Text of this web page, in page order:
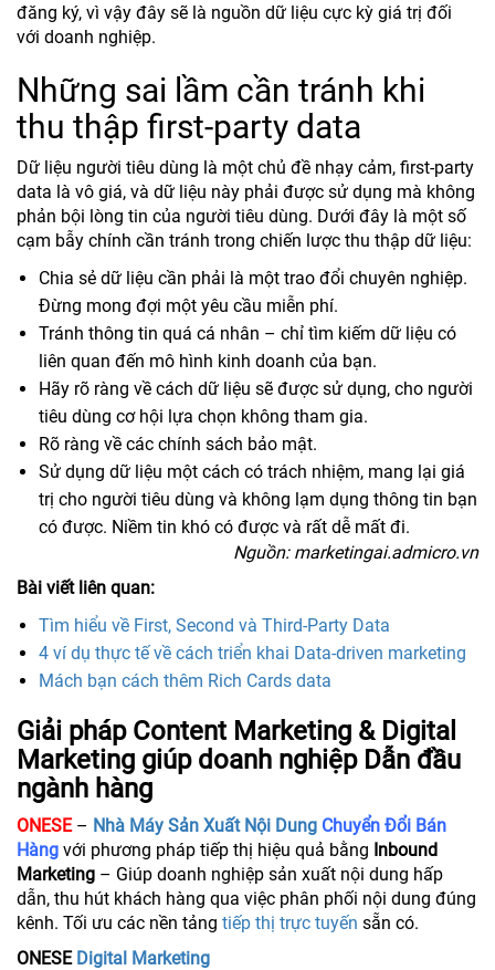
đăng ký, vì vậy đây sẽ là nguồn dữ liệu cực kỳ giá trị đối
với doanh nghiệp.
Những sai lầm cần tránh khi
thu thập first-party data
Dữ liệu người tiêu dùng là một chủ đề nhạy cảm, first-party
data là vô giá, và dữ liệu này phải được sử dụng mà không
phản bội lòng tin của người tiêu dùng. Dưới đây là một số
cạm bẫy chính cần tránh trong chiến lược thu thập dữ liệu:
Chia sẻ dữ liệu cần phải là một trao đổi chuyên nghiệp.
Đừng mong đợi một yêu cầu miễn phí.
Tránh thông tin quá cá nhân – chỉ tìm kiếm dữ liệu có
liên quan đến mô hình kinh doanh của bạn.
Hãy rõ ràng về cách dữ liệu sẽ được sử dụng, cho người
tiêu dùng cơ hội lựa chọn không tham gia.
Rõ ràng về các chính sách bảo mật.
Sử dụng dữ liệu một cách có trách nhiệm, mang lại giá
trị cho người tiêu dùng và không lạm dụng thông tin bạn
có được. Niềm tin khó có được và rất dễ mất đi.
Nguồn: marketingai.admicro.vn
Bài viết liên quan:
Tìm hiểu về First, Second và Third-Party Data
4 ví dụ thực tế về cách triển khai Data-driven marketing
Mách bạn cách thêm Rich Cards data
Giải pháp Content Marketing & Digital
Marketing giúp doanh nghiệp Dẫn đầu
ngành hàng
ONESE– Nhà Máy Sản Xuất Nội Dung Chuyển Đổi Bán
Hàng với phương pháp tiếp thị hiệu quả bằng Inbound
Marketing – Giúp doanh nghiệp sản xuất nội dung hấp
dẫn, thu hút khách hàng qua việc phân phối nội dung đúng
kênh. Tối ưu các nền tảng tiếp thị trực tuyến sẵn có.
ONESE Digital Marketing